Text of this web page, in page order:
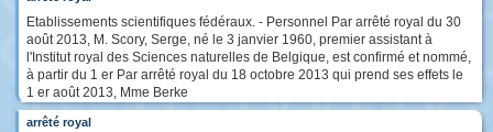
Etablissements scientifiques fédéraux. - Personnel Par arrêté royal du 30
août 2013, M. Scory, Serge, né le 3 janvier 1960, premier assistant à
l'Institut royal des Sciences naturelles de Belgique, est confirmé et nommé,
à partir du 1 er Par arrêté royal du 18 octobre 2013 qui prend ses effets le
1 er août 2013, Mme Berke
arrêté royal